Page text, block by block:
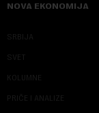
NOVA EKONOMIJA
SRBIJA
SVET
KOLUMNE
PRIČE I ANALIZE